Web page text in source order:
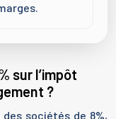
sur l’impôt
?
des sociétés de 8%,